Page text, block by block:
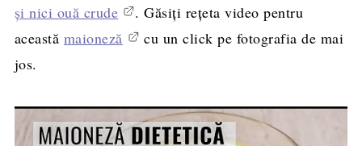
și nici ouă crude
. Găsiți rețeta video pentru
această maioneză
cu un click pe fotografia de mai
jos.